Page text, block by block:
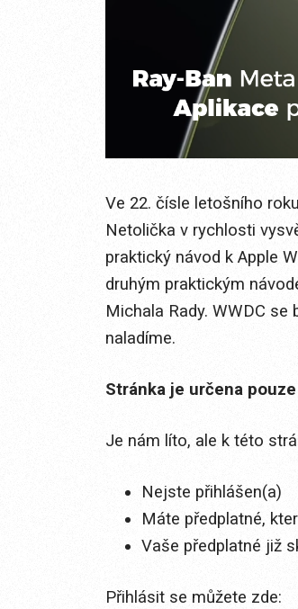
Ve 22. čísle letošního
Netolička v rychlosti
praktický návod k Apple
druhým praktickým
Michala Rady. WWDC
naladíme.
Stránka je určena
Je nám líto, ale k této
Nejste přihlášen(a)
Máte předplatné,
Vaše předplatné již
Přihlásit se můžete zde: